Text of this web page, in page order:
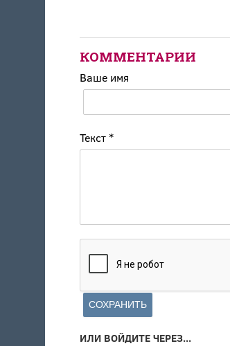
КОММЕНТАРИИ
Ваше имя
Текст *
ИЛИ ВОЙДИТЕ ЧЕРЕЗ...